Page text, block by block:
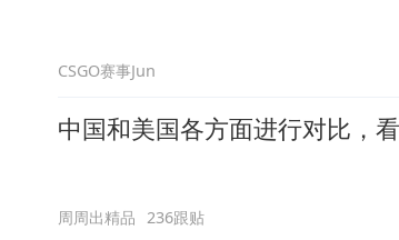
CSGO赛事Jun
中国和美国各方面进行对比，
周周出精品 236跟贴